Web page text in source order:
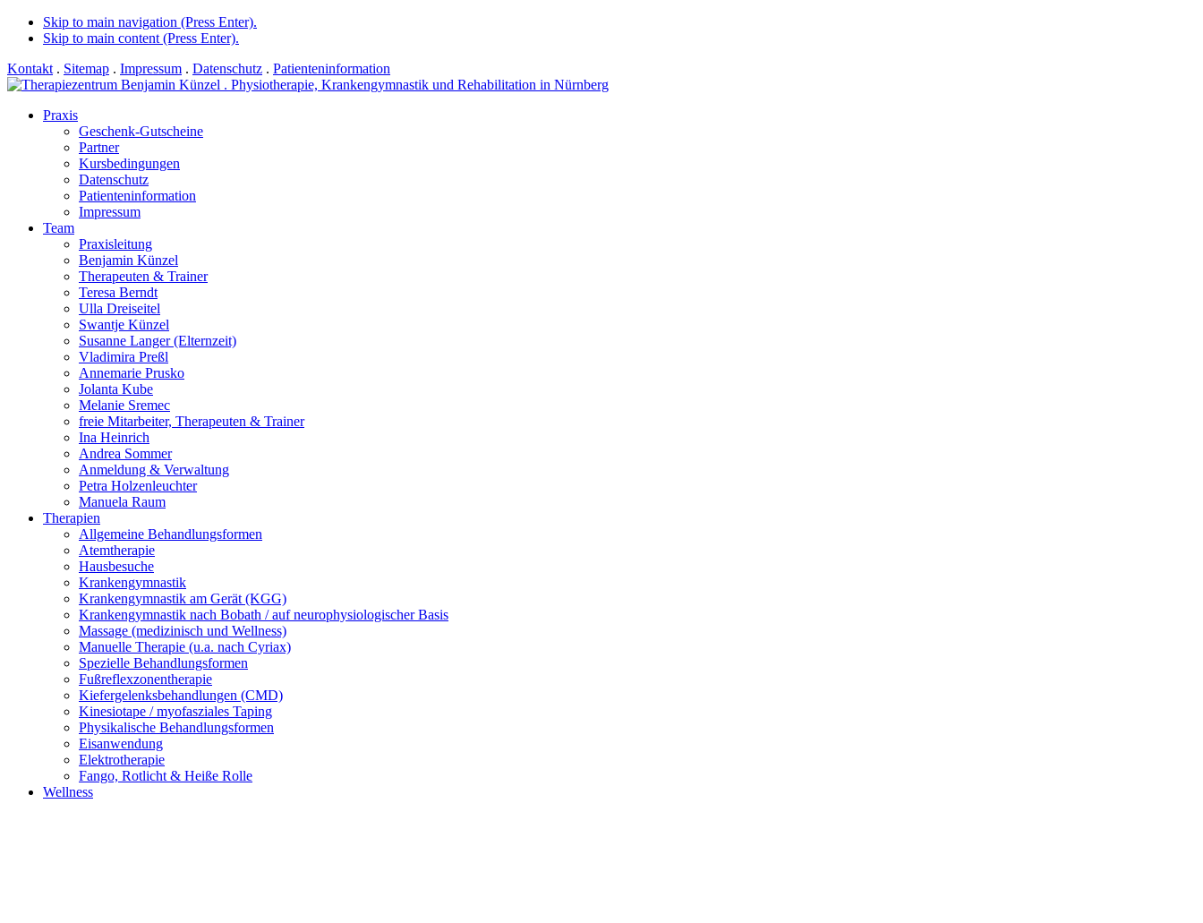
Skip to main navigation (Press Enter).
Skip to main content (Press Enter).
Kontakt . Sitemap . Impressum . Datenschutz . Patienteninformation
Praxis
Geschenk-Gutscheine
Partner
Kursbedingungen
Datenschutz
Patienteninformation
Impressum
Team
Praxisleitung
Benjamin Künzel
Therapeuten & Trainer
Teresa Berndt
Ulla Dreiseitel
Swantje Künzel
Susanne Langer (Elternzeit)
Vladimira Preßl
Annemarie Prusko
Jolanta Kube
Melanie Sremec
freie Mitarbeiter, Therapeuten & Trainer
Ina Heinrich
Andrea Sommer
Anmeldung & Verwaltung
Petra Holzenleuchter
Manuela Raum
Therapien
Allgemeine Behandlungsformen
Atemtherapie
Hausbesuche
Krankengymnastik
Krankengymnastik am Gerät (KGG)
Krankengymnastik nach Bobath / auf neurophysiologischer Basis
Massage (medizinisch und Wellness)
Manuelle Therapie (u.a. nach Cyriax)
Spezielle Behandlungsformen
Fußreflexzonentherapie
Kiefergelenksbehandlungen (CMD)
Kinesiotape / myofasziales Taping
Physikalische Behandlungsformen
Eisanwendung
Elektrotherapie
Fango, Rotlicht & Heiße Rolle
Wellness